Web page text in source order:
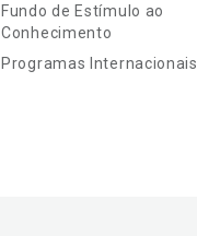
Fundo de Estímulo ao
Conhecimento
Programas Internacionais